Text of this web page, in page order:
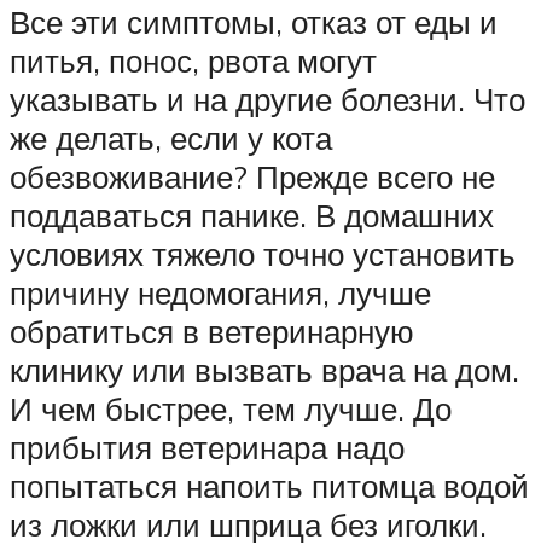
Все эти симптомы, отказ от еды и
питья, понос, рвота могут
указывать и на другие болезни. Что
же делать, если у кота
обезвоживание? Прежде всего не
поддаваться панике. В домашних
условиях тяжело точно установить
причину недомогания, лучше
обратиться в ветеринарную
клинику или вызвать врача на дом.
И чем быстрее, тем лучше. До
прибытия ветеринара надо
попытаться напоить питомца водой
из ложки или шприца без иголки.